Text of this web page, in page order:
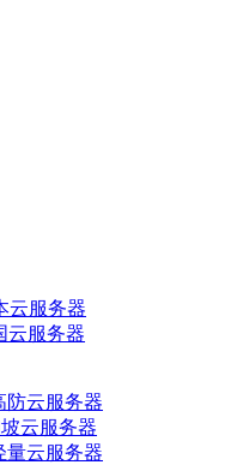
云服务器
云服务器
防云服务器
云服务器
量云服务器